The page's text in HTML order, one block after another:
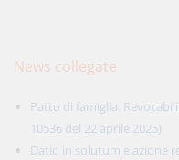
News collegate
Patto di famiglia.
10536 del 22 aprile 2025)
Datio in solutum e azione